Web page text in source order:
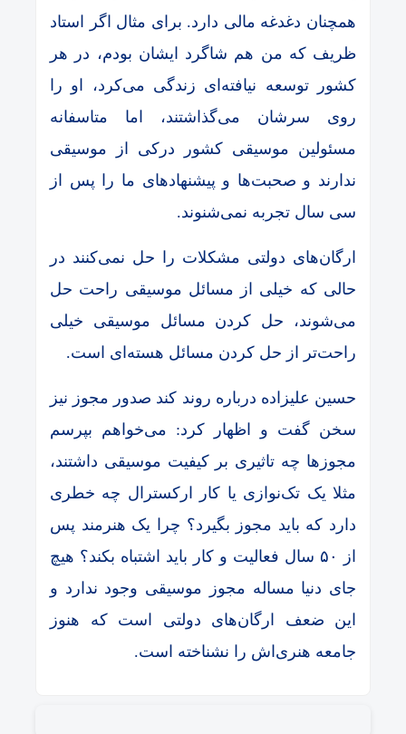
همچنان دغدغه مالی دارد. برای مثال اگر استاد
ظریف که من هم شاگرد ایشان بودم، در هر
کشور توسعه نیافته‌ای زندگی می‌کرد، او را
روی سرشان می‌گذاشتند، اما متاسفانه
مسئولین موسیقی کشور درکی از موسیقی
ندارند و صحبت‌ها و پیشنهادهای ما را پس از
سی سال تجربه نمی‌شنوند.
ارگان‌های دولتی مشکلات را حل نمی‌کنند در
حالی که خیلی از مسائل موسیقی راحت حل
می‌شوند، حل کردن مسائل موسیقی خیلی
راحت‌تر از حل کردن مسائل هسته‌ای است.
حسین علیزاده درباره روند کند صدور مجوز نیز
سخن گفت و اظهار کرد: می‌خواهم بپرسم
مجوزها چه تاثیری بر کیفیت موسیقی داشتند،
مثلا یک تک‌نوازی یا کار ارکسترال چه خطری
دارد که باید مجوز بگیرد؟ چرا یک هنرمند پس
از ۵۰ سال فعالیت و کار باید اشتباه بکند؟ هیچ
جای دنیا مساله مجوز موسیقی وجود ندارد و
این ضعف ارگان‌های دولتی است که هنوز
جامعه هنری‌اش را نشناخته‌ است.